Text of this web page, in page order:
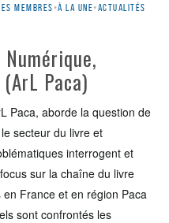
membres •À la une•Actualités
Paca)
Paca, aborde la question de
secteur du livre et
interrogent et
sur la chaîne du livre
France et en région Paca
sont confrontés les